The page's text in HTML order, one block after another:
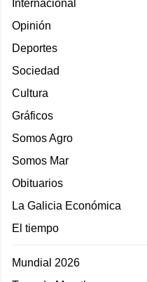
Internacional
Opinión
Deportes
Sociedad
Cultura
Gráficos
Somos Agro
Somos Mar
Obituarios
La Galicia Económica
El tiempo
Mundial 2026